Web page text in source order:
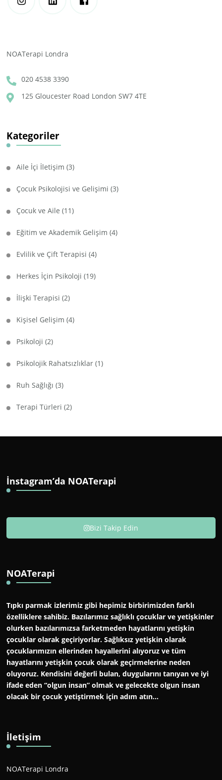
NOATerapi Londra
020 4538 3390
125 Gloucester Road London SW7 4TE
Kategoriler
Aile İçi İletişim (3)
Çocuk Psikolojisi ve Gelişimi (3)
Çocuk ve Aile (11)
Eğitim ve Akademik Gelişim (4)
Evlilik ve Çift Terapisi (4)
Herkes İçin Psikoloji (19)
İlişki Terapisi (2)
Kişisel Gelişim (4)
Psikoloji (2)
Psikolojik Rahatsızlıklar (1)
Ruh Sağlığı (3)
Terapi Türleri (2)
İnstagram’da NOATerapi
Bizi Takip Edin
NOATerapi
Tıpkı parmak izlerimiz gibi hepimiz birbirimizden farklı
özelliklere sahibiz. Bazılarımız sağlıklı çocuklar ve yetişkinler
olurken bazılarımızsa farketmeden hayatlarını yetişkin
çocuklar olarak geçiriyorlar. Sağlıksız yetişkin olarak
çocuklarımızın ellerinden hayallerini alıyoruz ve tüm
hayatlarını yetişkin çocuk olarak geçirmelerine neden
oluyoruz. Kendisini değerli bulan, duygularını tanıyan ve iyi
ifade eden “olgun insan” olmak ve gelecekte olgun insan
olacak bir çocuk yetiştirmek için adım atın…
İletişim
NOATerapi Londra